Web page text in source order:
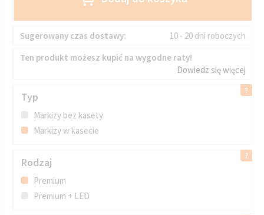
Sugerowany czas dostawy:
10 - 20 dni roboczych
Ten produkt możesz kupić na wygodne raty!
Dowiedz się więcej
Typ
Markizy bez kasety
Markizy w kasecie
Rodzaj
Premium
Premium + LED